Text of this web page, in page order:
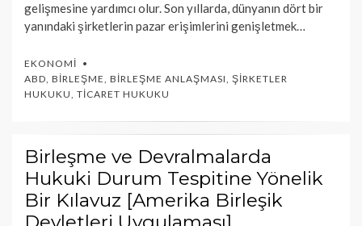
gelişmesine yardımcı olur. Son yıllarda, dünyanın dört bir
yanındaki şirketlerin pazar erişimlerini genişletmek…
EKONOMI
ABD, BIRLEŞME, BIRLEŞME ANLAŞMASI, ŞIRKETLER
HUKUKU, TICARET HUKUKU
Birleşme ve Devralmalarda
Hukuki Durum Tespitine Yönelik
Bir Kılavuz [Amerika Birleşik